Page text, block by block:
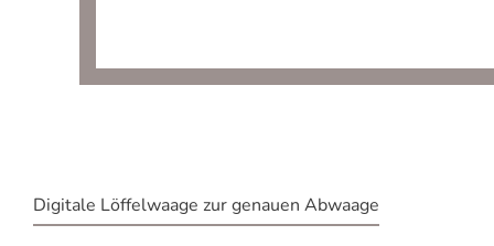
Digitale Löffelwaage zur genauen Abwaage